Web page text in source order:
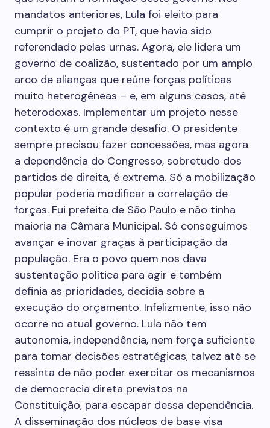
mandatos anteriores, Lula foi eleito para
cumprir o projeto do PT, que havia sido
referendado pelas urnas. Agora, ele lidera um
governo de coalizão, sustentado por um amplo
arco de alianças que reúne forças políticas
muito heterogêneas – e, em alguns casos, até
heterodoxas. Implementar um projeto nesse
contexto é um grande desafio. O presidente
sempre precisou fazer concessões, mas agora
a dependência do Congresso, sobretudo dos
partidos de direita, é extrema. Só a mobilização
popular poderia modificar a correlação de
forças. Fui prefeita de São Paulo e não tinha
maioria na Câmara Municipal. Só conseguimos
avançar e inovar graças à participação da
população. Era o povo quem nos dava
sustentação política para agir e também
definia as prioridades, decidia sobre a
execução do orçamento. Infelizmente, isso não
ocorre no atual governo. Lula não tem
autonomia, independência, nem força suficiente
para tomar decisões estratégicas, talvez até se
ressinta de não poder exercitar os mecanismos
de democracia direta previstos na
Constituição, para escapar dessa dependência.
A disseminação dos núcleos de base visa